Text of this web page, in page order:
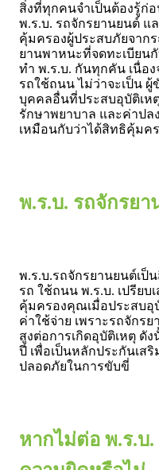
สิ่งที่ทุกคนจำเป็นต้องรู้ก่
พ.ร.บ. รถจักรยานยนต์
คุ้มครองผู้ประสบภัยจาก
ยานพาหนะที่จดทะเบียน
ทำ พ.ร.บ. กันทุกคัน เนื่อ
รถใช้ถนน ไม่ว่าจะเป็น
บุคคลอื่นที่ประสบอุบัติเห
รักษาพยาบาล และค่าปล
เหมือนกับว่าได้สิทธิคุ้มค
พ.ร.บ. รถจักรย
พ.ร.บ.รถจักรยานยนต์เป็
รถ ใช้ถนน พ.ร.บ. เปรียบ
คุ้มครองคุณเมื่อประสบอุ
ค่าใช้จ่าย เพราะรถจักร
สูงต่อการเกิดอุบัติเหตุ ดั
ปี เพื่อเป็นหลักประกันเส
ปลอดภัยในการขับขี่
หากไม่ต่อ พ.ร.บ